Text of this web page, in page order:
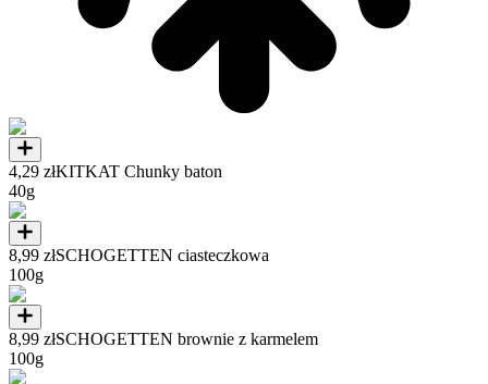
4,29 złKITKAT Chunky baton
40g
8,99 złSCHOGETTEN ciasteczkowa
100g
8,99 złSCHOGETTEN brownie z karmelem
100g